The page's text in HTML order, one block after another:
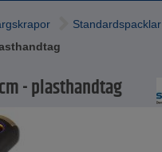
Standardspacklar
- plasthandtag